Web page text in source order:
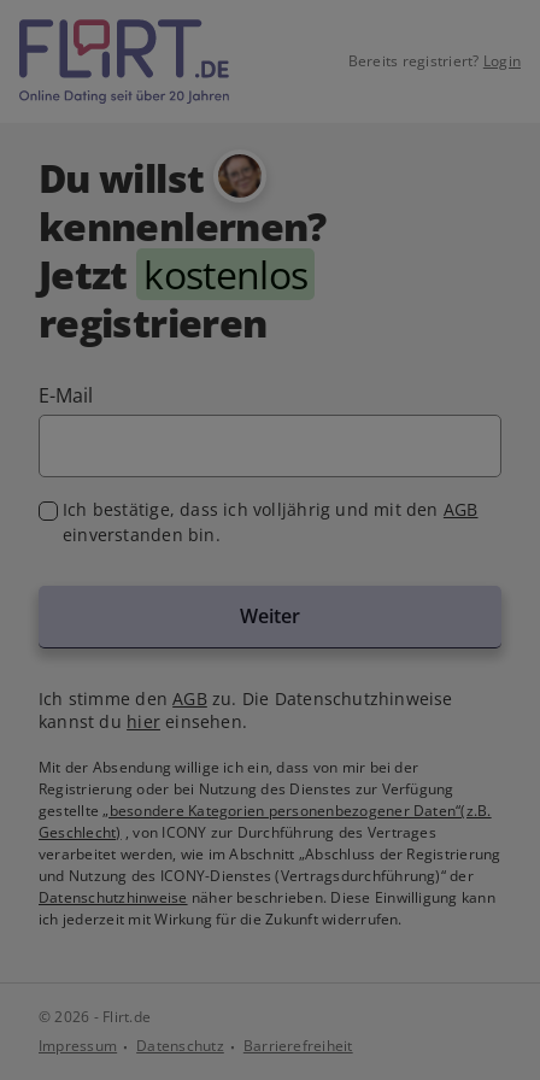
Bereits registriert? Login
Du willst
kennenlernen?
Jetzt kostenlos
registrieren
E-Mail
Ich bestätige, dass ich volljährig und mit den AGB
einverstanden bin.
Weiter
Ich stimme denAGB zu. Die Datenschutzhinweise
kannst du hiereinsehen.
Mit der Absendung willige ich ein, dass von mir bei der
Registrierung oder bei Nutzung des Dienstes zur Verfügung
gestellte„besondere Kategorien personenbezogener Daten“(z.B.
Geschlecht) , von ICONY zur Durchführung des Vertrages
verarbeitet werden, wie im Abschnitt „Abschluss der Registrierung
und Nutzung des ICONY-Dienstes (Vertragsdurchführung)“ der
Datenschutzhinweise näher beschrieben. Diese Einwilligung kann
ich jederzeit mit Wirkung für die Zukunft widerrufen.
© 2026 - Flirt.de
Impressum
Datenschutz Barrierefreiheit